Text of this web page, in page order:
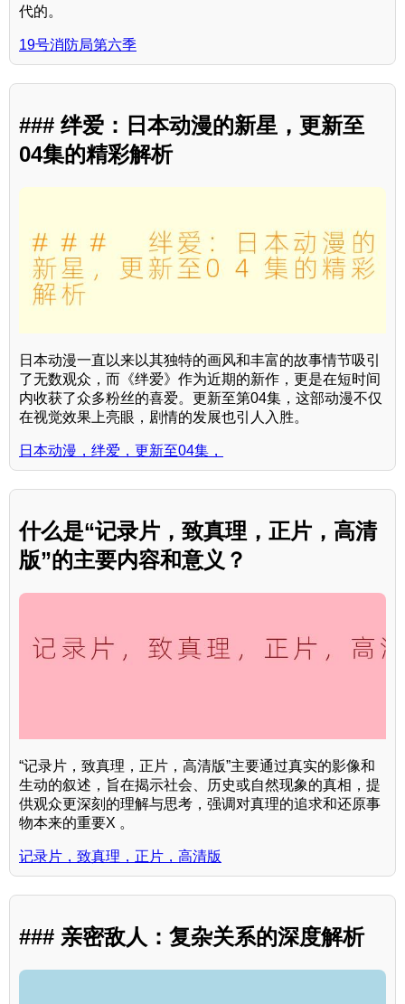
代的。
19号消防局第六季
### 绊爱：日本动漫的新星，更新至
04集的精彩解析
日本动漫一直以来以其独特的画风和丰富的故事情节吸引
了无数观众，而《绊爱》作为近期的新作，更是在短时间
内收获了众多粉丝的喜爱。更新至第04集，这部动漫不仅
在视觉效果上亮眼，剧情的发展也引人入胜。
日本动漫，绊爱，更新至04集，
什么是“记录片，致真理，正片，高清
版”的主要内容和意义？
“记录片，致真理，正片，高清版”主要通过真实的影像和
生动的叙述，旨在揭示社会、历史或自然现象的真相，提
供观众更深刻的理解与思考，强调对真理的追求和还原事
物本来的重要X 。
记录片，致真理，正片，高清版
### 亲密敌人：复杂关系的深度解析